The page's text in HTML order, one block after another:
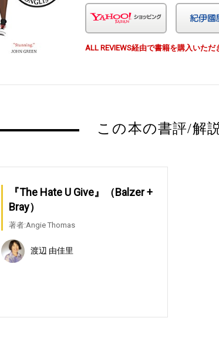
Yahoo!ショッ
ALL REVIEWS経由で書籍を購入いた
この本の書評/解
『The Hate U Give』（Balzer +
Bray）
著者:Angie Thomas
渡辺 由佳里